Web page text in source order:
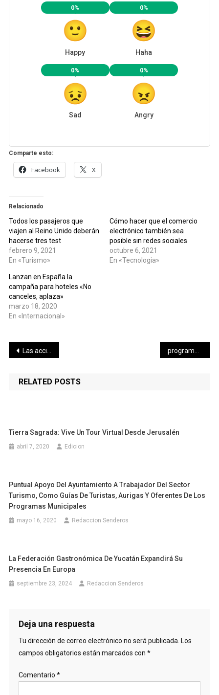
0%
Happy
0%
Haha
0%
Sad
0%
Angry
Comparte esto:
Facebook X
Relacionado
Todos los pasajeros que
viajen al Reino Unido deberán
hacerse tres test
febrero 9, 2021
En «Turismo»
Cómo hacer que el comercio
electrónico también sea
posible sin redes sociales
octubre 6, 2021
En «Tecnologia»
Lanzan en España la
campaña para hoteles «No
canceles, aplaza»
marzo 18, 2020
En «Internacional»
Navegación
de
entradas
Las acciones prevención también en comisarías de Valladolid programa de Celebraciones de la Semana Santa 2020.
RELATED POSTS
Tierra Sagrada: Vive Un Tour Virtual Desde Jerusalén
abril 7, 2020 Edicion
Puntual Apoyo Del Ayuntamiento A Trabajador Del Sector
Turismo, Como Guías De Turistas, Aurigas Y Oferentes De Los
Programas Municipales
mayo 16, 2020 Redaccion Senderos
La Federación Gastronómica De Yucatán Expandirá Su
Presencia En Europa
septiembre 23, 2024 Redaccion Senderos
Deja una respuesta
Tu dirección de correo electrónico no será publicada. Los
campos obligatorios están marcados con *
Comentario *